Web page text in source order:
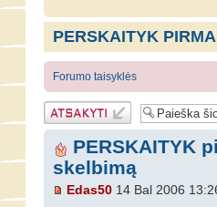
PERSKAITYK
Forumo taisyklės
Atsakymo
rašymas
PERSKAITYK
skelbimą
Edas50 14 Bal 2006